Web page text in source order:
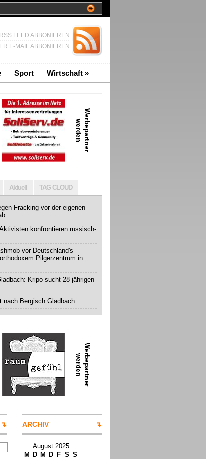
RSS FEED ABBONIEREN
E-MAIL ABBONIEREN
Sport Wirtschaft »
Aktuell TAG CLOUD
Fracking vor der eigenen
konfrontieren russisch-
vor Deutschland's
Pilgerzentrum in
Kripo sucht 28 jährigen
nach Bergisch Gladbach
ARCHIV
August 2025
M
D M D F S S